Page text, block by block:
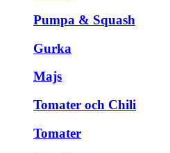
Pumpa & Squash
Gurka
Majs
Tomater och Chili
Tomater